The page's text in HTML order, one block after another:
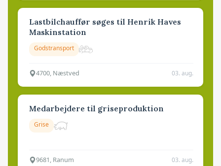
Lastbilchauffør søges til Henrik Haves
Maskinstation
Godstransport
4700, Næstved 03. aug.
Medarbejdere til griseproduktion
Grise
9681, Ranum 03. aug.